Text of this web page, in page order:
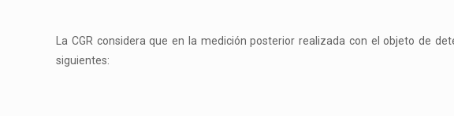
La CGR considera que en la medición posterior realizada con el objeto de
siguientes: